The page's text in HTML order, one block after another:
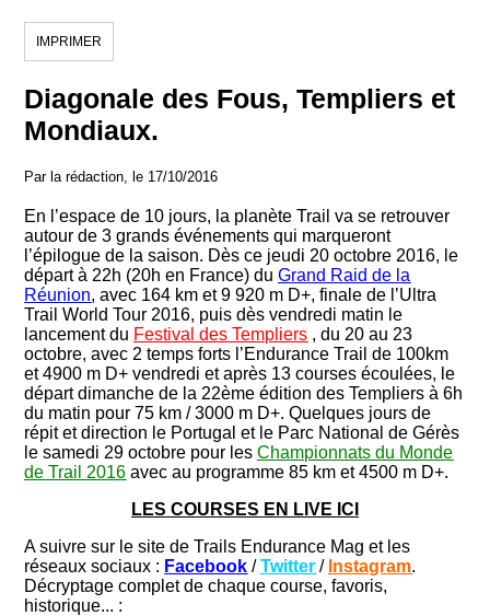
IMPRIMER
Diagonale des Fous, Templiers et
Mondiaux.
Par la rédaction, le 17/10/2016
En l’espace de 10 jours, la planète Trail va se retrouver
autour de 3 grands événements qui marqueront
l’épilogue de la saison. Dès ce jeudi 20 octobre 2016, le
départ à 22h (20h en France) duGrand Raid de la
Réunion, avec 164 km et 9 920 m D+, finale de l’Ultra
Trail World Tour 2016, puis dès vendredi matin le
lancement du Festival des Templiers , du 20 au 23
octobre, avec 2 temps forts l’Endurance Trail de 100km
et 4900 m D+ vendredi et après 13 courses écoulées, le
départ dimanche de la 22ème édition des Templiers à 6h
du matin pour 75 km / 3000 m D+. Quelques jours de
répit et direction le Portugal et le Parc National de Gérès
le samedi 29 octobre pour lesChampionnats du Monde
de Trail 2016 avec au programme 85 km et 4500 m D+.
LES COURSES EN LIVE ICI
A suivre sur le site de Trails Endurance Mag et les
réseaux sociaux : Facebook /Twitter / Instagram.
Décryptage complet de chaque course, favoris,
historique... :